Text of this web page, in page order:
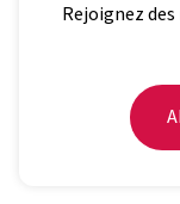
Rejoignez